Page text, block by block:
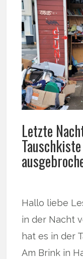
Letzte
Hallo liebe
in der Nacht
hat es in der
Am Brink in